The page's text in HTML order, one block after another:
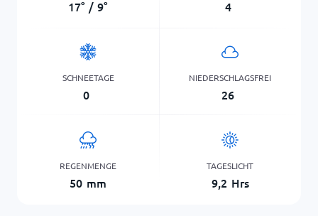
17° / 9° 4
SCHNEETAGE
0
NIEDERSCHLAGSFREI
26
REGENMENGE
50 mm
TAGESLICHT
9,2 Hrs